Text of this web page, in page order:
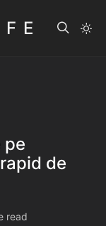
pe
de
read